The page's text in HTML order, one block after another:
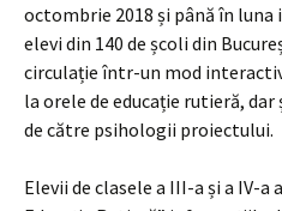
octombrie 2018 și până în luna
elevi din 140 de școli din
circulație într-un mod
la orele de educație rutieră,
de către psihologii proiectului.
Elevii de clasele a III-a și a IV-a